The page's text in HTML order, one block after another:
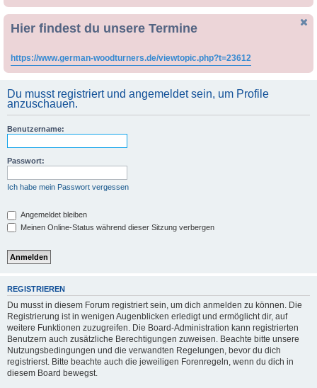
Hier findest du unsere Termine
https://www.german-woodturners.de/viewtopic.php?t=23612
Du musst registriert und angemeldet sein, um Profile
anzuschauen.
Benutzername:
Passwort:
Ich habe mein Passwort vergessen
Angemeldet bleiben
Meinen Online-Status während dieser Sitzung verbergen
REGISTRIEREN
Du musst in diesem Forum registriert sein, um dich anmelden zu können. Die
Registrierung ist in wenigen Augenblicken erledigt und ermöglicht dir, auf
weitere Funktionen zuzugreifen. Die Board-Administration kann registrierten
Benutzern auch zusätzliche Berechtigungen zuweisen. Beachte bitte unsere
Nutzungsbedingungen und die verwandten Regelungen, bevor du dich
registrierst. Bitte beachte auch die jeweiligen Forenregeln, wenn du dich in
diesem Board bewegst.